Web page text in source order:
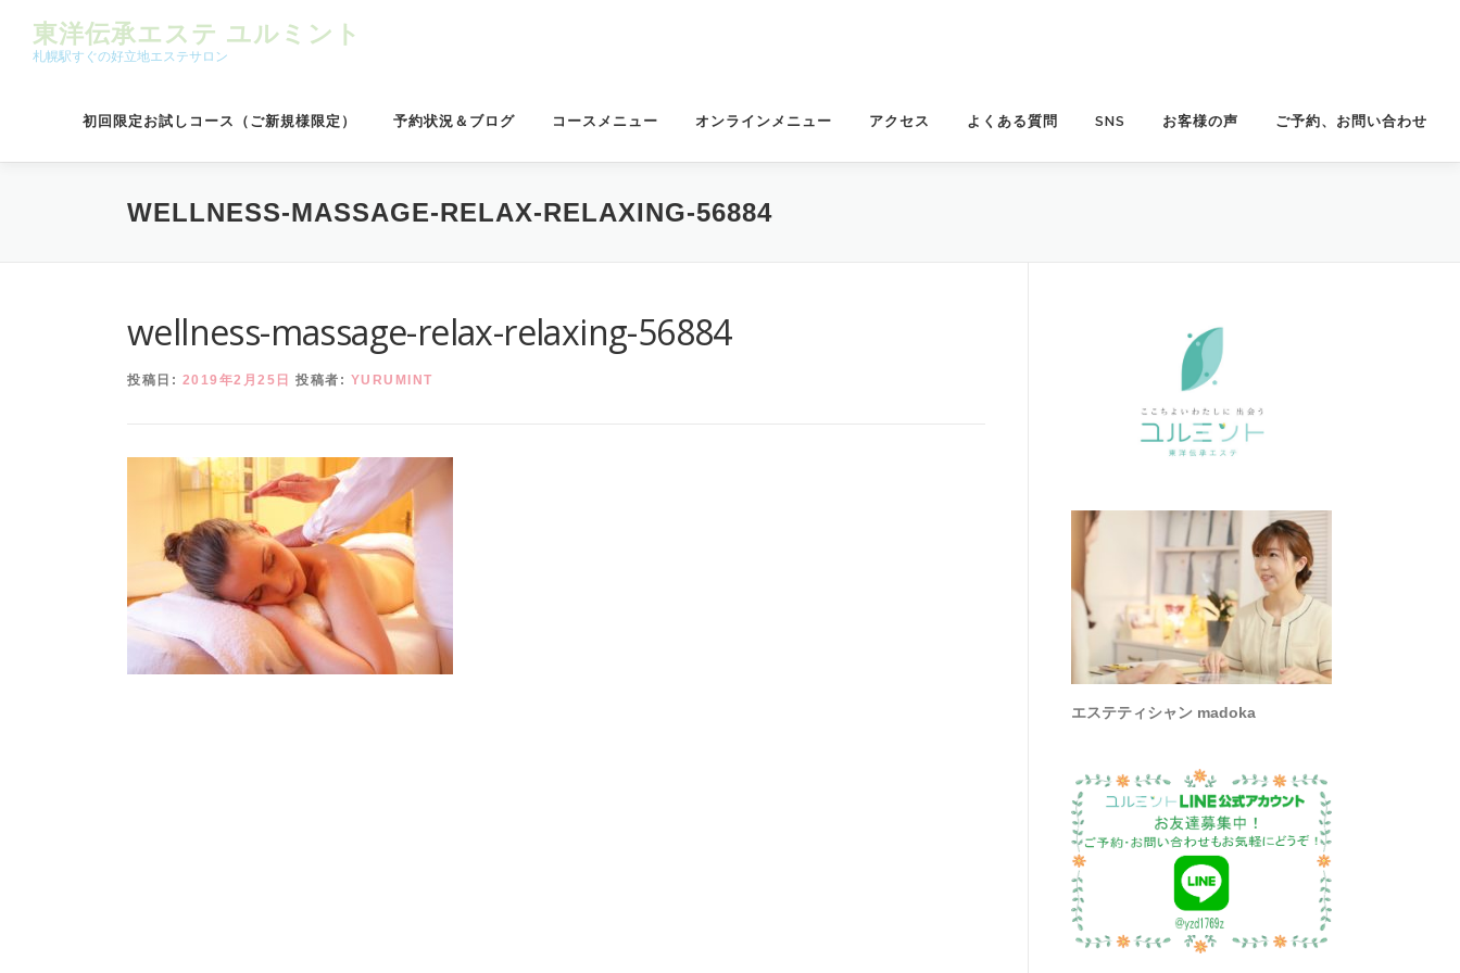
東洋伝承エステ ユルミント
札幌駅すぐの好立地エステサロン
初回限定お試しコース（ご新規様限定） 予約状況＆ブログ コースメニュー オンラインメニュー アクセス よくある質問 SNS お客様の声 ご予約、お問い合わせ
WELLNESS-MASSAGE-RELAX-RELAXING-56884
wellness-massage-relax-relaxing-56884
投稿日: 2019年2月25日 投稿者: YURUMINT
エステティシャン madoka